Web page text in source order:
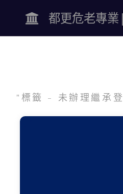
都更危老專
"標籤 - 未辦理繼承